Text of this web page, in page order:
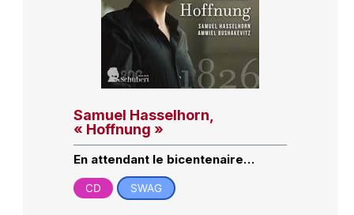
Samuel Hasselhorn,
« Hoffnung »
En attendant le bicentenaire…
CD SWAG